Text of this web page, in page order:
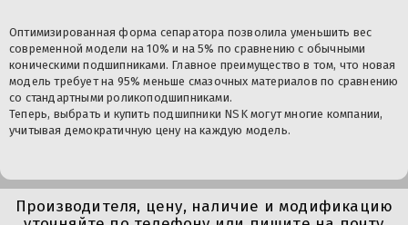
Оптимизированная форма сепаратора позволила уменьшить вес
современной модели на 10% и на 5% по сравнению с обычными
коническими подшипниками. Главное преимущество в том, что новая
модель требует на 95% меньше смазочных материалов по сравнению
со стандартными роликоподшипниками.
Теперь, выбрать и купить подшипники NSKмогут многие компании,
учитывая демократичную цену на каждую модель.
Производителя, цену, наличие и модификацию